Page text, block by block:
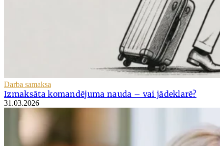
Darba samaksa
Izmaksāta komandējuma nauda – vai jādeklarē?
31.03.2026